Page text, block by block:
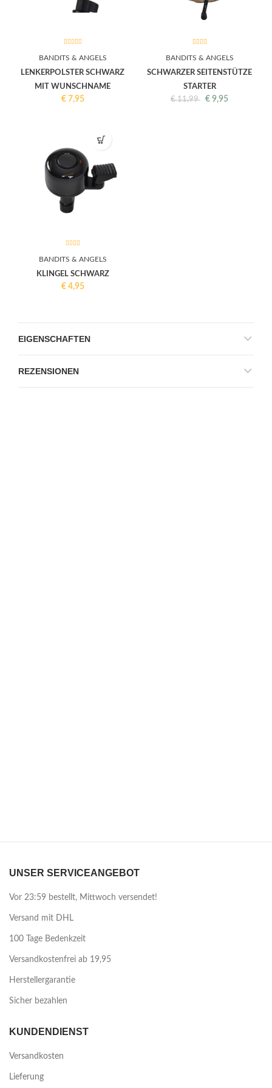
BANDITS & ANGELS
LENKERPOLSTER SCHWARZ
MIT WUNSCHNAME
€ 7,95
BANDITS & ANGELS
SCHWARZER SEITENSTÜTZE
STARTER
€11,99 € 9,95
BANDITS & ANGELS
KLINGEL SCHWARZ
€ 4,95
EIGENSCHAFTEN
REZENSIONEN
UNSER SERVICEANGEBOT
Vor 23:59 bestellt, Mittwoch versendet!
Versand mit DHL
100 Tage Bedenkzeit
Versandkostenfrei ab 19,95
Herstellergarantie
Sicher bezahlen
KUNDENDIENST
Versandkosten
Lieferung